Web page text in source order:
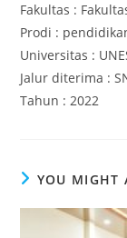
Fakultas :
Prodi :
Universitas :
Jalur diterima :
Tahun : 2022
YOU MIGHT